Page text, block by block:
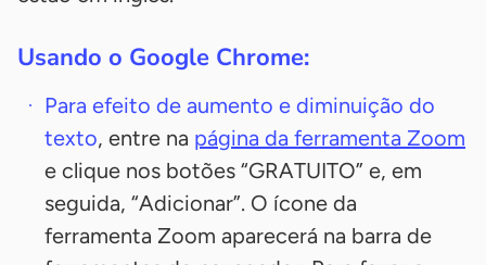
Usando o Google Chrome:
Para efeito de aumento e diminuição do
texto, entre na página da ferramenta Zoom
e clique nos botões “GRATUITO” e, em
seguida, “Adicionar”. O ícone da
ferramenta Zoom aparecerá na barra de